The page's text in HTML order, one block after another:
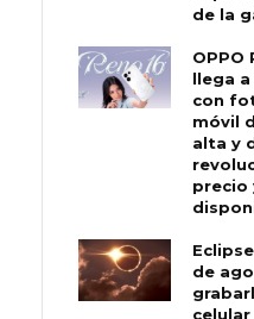
de la
OPPO
llega
con
móvil
alta y
precio
de